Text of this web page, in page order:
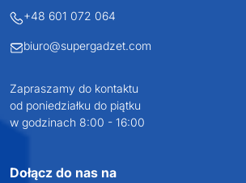
+48 601 072 064
biuro@supergadzet.com
Zapraszamy do kontaktu
od poniedziałku do piątku
w godzinach 8:00 - 16:00
Dołącz do nas na